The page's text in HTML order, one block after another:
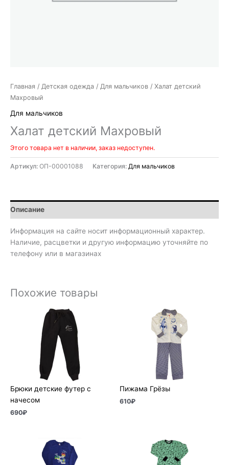
Главная / Детская одежда / Для мальчиков / Халат детский
Махровый
Для мальчиков
Халат детский Махровый
Этого товара нет в наличии, заказ недоступен.
Артикул: ОП-00001088 Категория: Для мальчиков
Описание
Информация на сайте носит информационный характер.
Наличие, расцветки и другую информацию уточняйте по
телефону или в магазинах
Похожие товары
Брюки детские футер с
начесом
690₽
Пижама Грёзы
610₽